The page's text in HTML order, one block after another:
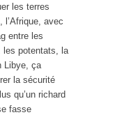
les terres
l’Afrique, avec
entre les
les potentats, la
Libye, ça
la sécurité
qu’un richard
fasse